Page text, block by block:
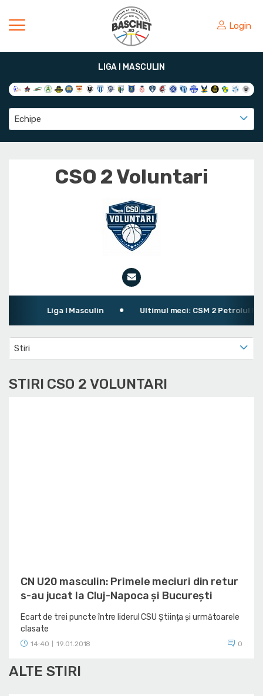
Login
LIGA I MASCULIN
Echipe
CSO 2 Voluntari
Liga I Masculin Ultimul meci: CSM 2 Petrolul
Stiri
STIRI CSO 2 VOLUNTARI
CN U20 masculin: Primele meciuri din retur
s-au jucat la Cluj-Napoca și București
Ecart de trei puncte între liderul CSU Știința și următoarele
clasate
14:40 19.01.2018 0
ALTE STIRI